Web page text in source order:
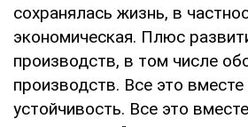
сохранялась жизнь, в
экономическая. Плюс
производств, в том числе
производств. Все это
устойчивость. Все это